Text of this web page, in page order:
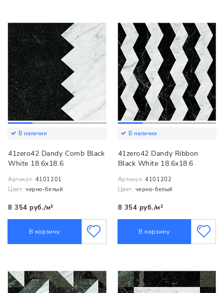
В наличии
41zero42 Dandy Comb Black
White 18.6x18.6
Артикул: 4101201
Цвет: черно-белый
8 354 руб./м²
В корзину
В наличии
41zero42 Dandy Ribbon
Black White 18.6x18.6
Артикул: 4101202
Цвет: черно-белый
8 354 руб./м²
В корзину